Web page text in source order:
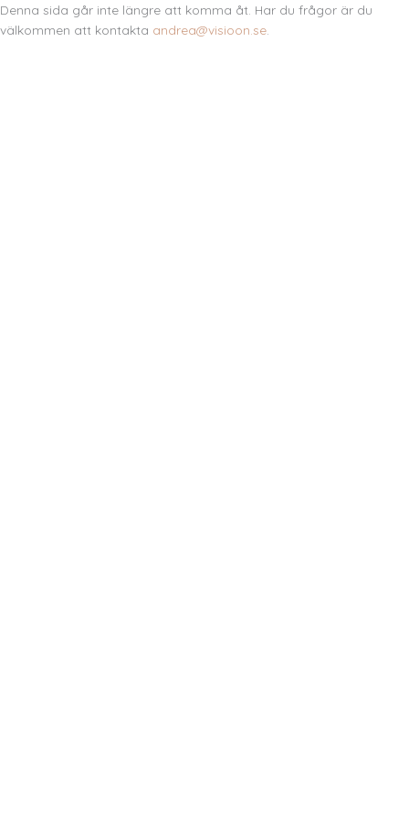
Denna sida går inte längre att komma åt. Har du frågor är du
välkommen att kontakta andrea@visioon.se